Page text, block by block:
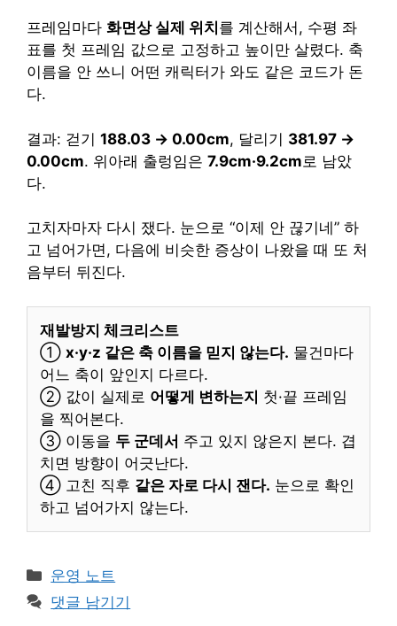
프레임마다 화면상 실제 위치 를 계산해서, 수평 좌
표를 첫 프레임 값으로 고정하고 높이만 살렸다. 축
이름을 안 쓰니 어떤 캐릭터가 와도 같은 코드가 돈
다.
결과: 걷기 188.03 → 0.00cm, 달리기 381.97 →
0.00cm. 위아래 출렁임은 7.9cm·9.2cm 로 남았
다.
고치자마자 다시 쟀다. 눈으로 “이제 안 끊기네” 하
고 넘어가면, 다음에 비슷한 증상이 나왔을 때 또 처
음부터 뒤진다.
재발방지 체크리스트
① x·y·z 같은 축 이름을 믿지 않는다. 물건마다
어느 축이 앞인지 다르다.
② 값이 실제로 어떻게 변하는지 첫·끝 프레임
을 찍어본다.
③ 이동을 두 군데서 주고 있지 않은지 본다. 겹
치면 방향이 어긋난다.
④ 고친 직후 같은 자로 다시 잰다. 눈으로 확인
하고 넘어가지 않는다.
카
테
고
운영 노트
댓글 남기기